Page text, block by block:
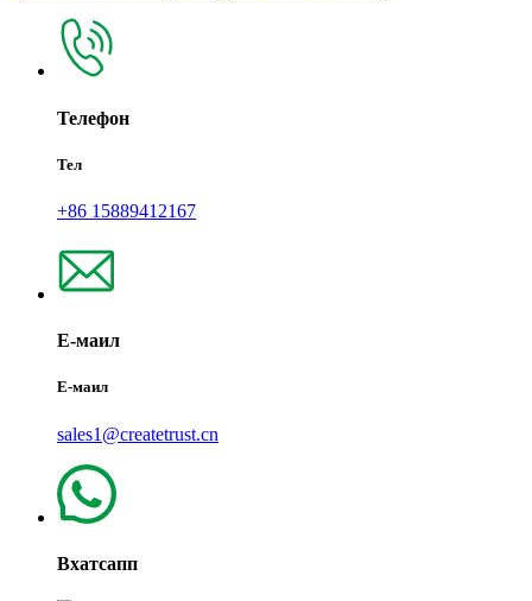
Телефон
Тел
+86 15889412167
Е-маил
Е-маил
sales1@createtrust.cn
Вхатсапп